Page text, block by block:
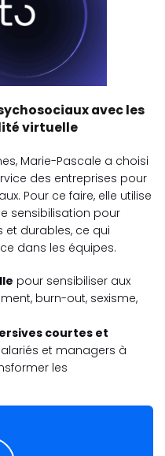
avec les
virtuelle
Marie-Pascale a choisi
des entreprises pour
Pour ce faire, elle utilise
sensibilisation pour
durables, ce qui
dans les équipes.
pour sensibiliser aux
burn-out, sexisme,
courtes et
et managers à
les